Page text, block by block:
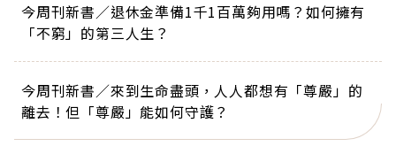
今周刊新書／退休金準備1千1百萬夠用嗎？如何擁有
「不窮」的第三人生？
今周刊新書／來到生命盡頭，人人都想有「尊嚴」的
離去！但「尊嚴」能如何守護？